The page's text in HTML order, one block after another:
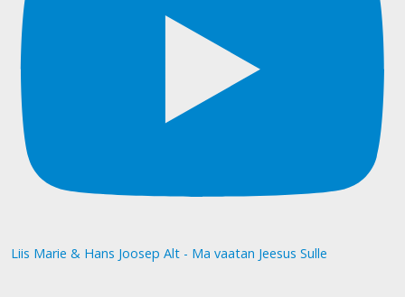
Liis Marie & Hans Joosep Alt - Ma vaatan Jeesus Sulle